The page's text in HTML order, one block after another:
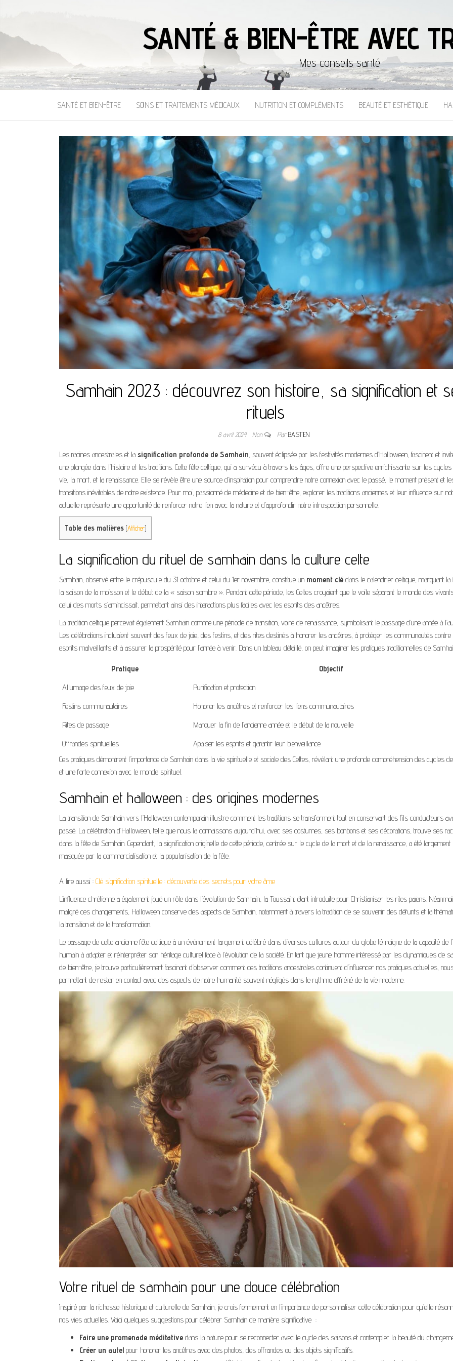
SANTÉ & BIEN-ÊTRE AVEC
Mes conseils santé
SANTÉ ET BIEN-ÊTRE SOINS ET TRAITEMENTS MÉDICAUX NUTRITION ET COMPLÉMENTS BEAUTÉ ET ESTHÉTIQUE
Samhain 2023 : découvrez son histoire, sa signification et
rituels
8 avril 2024 Non ParBASTIEN
Les racines ancestrales et la signification profonde de Samhain , souvent éclipsée par les festivités modernes d’Halloween, fascinent et
une plongée dans l’histoire et les traditions. Cette fête celtique, qui a survécu à travers les âges, offre une perspective enrichissante sur les
vie, la mort, et la renaissance. Elle se révèle être une source d’inspiration pour comprendre notre connexion avec le passé, le moment présent et
transitions inévitables de notre existence. Pour moi, passionné de médecine et de bien-être, explorer les traditions anciennes et leur influence sur
actuelle représente une opportunité de renforcer notre lien avec la nature et d’approfondir notre introspection personnelle.
Table des matières [Afficher]
La signification du rituel de samhain dans la culture celte
Samhain, observé entre le crépuscule du 31 octobre et celui du 1er novembre, constitue un moment clé dans le calendrier celtique, marquant la
la saison de la moisson et le début de la « saison sombre ». Pendant cette période, les Celtes croyaient que le voile séparant le monde des
celui des morts s’amincissait, permettant ainsi des interactions plus faciles avec les esprits des ancêtres.
La tradition celtique percevait également Samhain comme une période de transition, voire de renaissance, symbolisant le passage d’une année à
Les célébrations incluaient souvent des feux de joie, des festins, et des rites destinés à honorer les ancêtres, à protéger les communautés
esprits malveillants et à assurer la prospérité pour l’année à venir. Dans un tableau détaillé, on peut imaginer les pratiques traditionnelles de
Pratique
Objectif
Allumage des feux de joie
Purification et protection
Festins communautaires
Honorer les ancêtres et renforcer les liens communautaires
Rites de passage
Marquer la fin de l’ancienne année et le début de la nouvelle
Offrandes spirituelles
Apaiser les esprits et garantir leur bienveillance
Ces pratiques démontrent l’importance de Samhain dans la vie spirituelle et sociale des Celtes, révélant une profonde compréhension des cycles
et une forte connexion avec le monde spirituel.
Samhain et halloween : des origines modernes
La transition de Samhain vers l’Halloween contemporain illustre comment les traditions se transforment tout en conservant des fils conducteurs
passé. La célébration d’Halloween, telle que nous la connaissons aujourd’hui, avec ses costumes, ses bonbons et ses décorations, trouve ses
dans la fête de Samhain. Cependant, la signification originelle de cette période, centrée sur le cycle de la mort et de la renaissance, a été largement
masquée par la commercialisation et la popularisation de la fête.
A lire aussi : Clé signification spirituelle : découverte des secrets pour votre âme
L’influence chrétienne a également joué un rôle dans l’évolution de Samhain, la Toussaint étant introduite pour Christianiser les rites païens.
malgré ces changements, Halloween conserve des aspects de Samhain, notamment à travers la tradition de se souvenir des défunts et la
la transition et de la transformation.
Le passage de cette ancienne fête celtique à un événement largement célébré dans diverses cultures autour du globe témoigne de la capacité de
humain à adapter et réinterpréter son héritage culturel face à l’évolution de la société. En tant que jeune homme intéressé par les dynamiques de
de bien-être, je trouve particulièrement fascinant d’observer comment ces traditions ancestrales continuent d’influencer nos pratiques actuelles,
permettant de rester en contact avec des aspects de notre humanité souvent négligés dans le rythme effréné de la vie moderne.
Votre rituel de samhain pour une douce célébration
Inspiré par la richesse historique et culturelle de Samhain, je crois fermement en l’importance de personnaliser cette célébration pour qu’elle
nos vies actuelles. Voici quelques suggestions pour célébrer Samhain de manière significative :
Faire une promenade méditative dans la nature pour se reconnecter avec le cycle des saisons et contempler la beauté du
Créer un autel pour honorer les ancêtres avec des photos, des offrandes ou des objets significatifs.